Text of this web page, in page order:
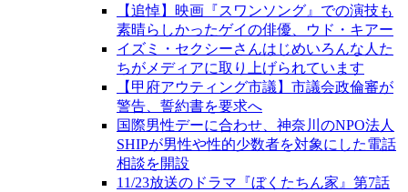
【追悼】映画『スワンソング』での演技も
素晴らしかったゲイの俳優、ウド・キアー
イズミ・セクシーさんはじめいろんな人た
ちがメディアに取り上げられています
【甲府アウティング市議】市議会政倫審が
警告、誓約書を要求へ
国際男性デーに合わせ、神奈川のNPO法人
SHIPが男性や性的少数者を対象にした電話
相談を開設
11/23放送のドラマ『ぼくたちん家』第7話